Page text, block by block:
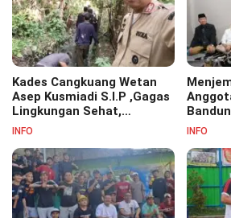
Kades Cangkuang Wetan
Asep Kusmiadi S.I.P ,Gagas
Lingkungan Sehat,
Bersihkan Saluran Air di RW
INFO INFO